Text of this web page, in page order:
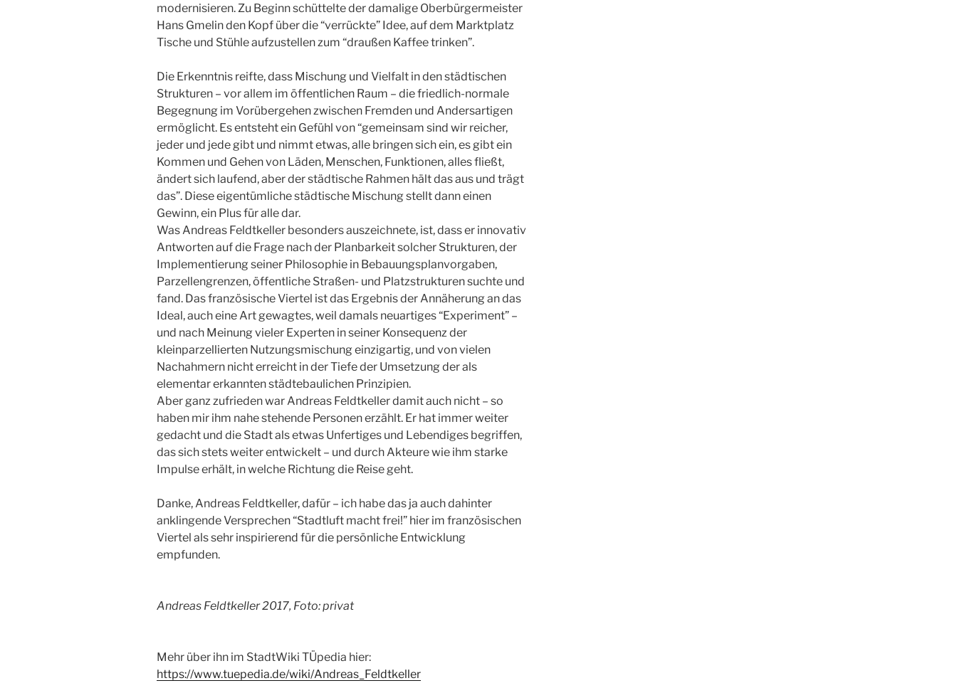
modernisieren. Zu Beginn schüttelte der damalige Oberbürgermeister
Hans Gmelin den Kopf über die “verrückte” Idee, auf dem Marktplatz
Tische und Stühle aufzustellen zum “draußen Kaffee trinken”.
Die Erkenntnis reifte, dass Mischung und Vielfalt in den städtischen
Strukturen – vor allem im öffentlichen Raum – die friedlich-normale
Begegnung im Vorübergehen zwischen Fremden und Andersartigen
ermöglicht. Es entsteht ein Gefühl von “gemeinsam sind wir reicher,
jeder und jede gibt und nimmt etwas, alle bringen sich ein, es gibt ein
Kommen und Gehen von Läden, Menschen, Funktionen, alles fließt,
ändert sich laufend, aber der städtische Rahmen hält das aus und trägt
das”. Diese eigentümliche städtische Mischung stellt dann einen
Gewinn, ein Plus für alle dar.
Was Andreas Feldtkeller besonders auszeichnete, ist, dass er innovativ
Antworten auf die Frage nach der Planbarkeit solcher Strukturen, der
Implementierung seiner Philosophie in Bebauungsplanvorgaben,
Parzellengrenzen, öffentliche Straßen- und Platzstrukturen suchte und
fand. Das französische Viertel ist das Ergebnis der Annäherung an das
Ideal, auch eine Art gewagtes, weil damals neuartiges “Experiment” –
und nach Meinung vieler Experten in seiner Konsequenz der
kleinparzellierten Nutzungsmischung einzigartig, und von vielen
Nachahmern nicht erreicht in der Tiefe der Umsetzung der als
elementar erkannten städtebaulichen Prinzipien.
Aber ganz zufrieden war Andreas Feldtkeller damit auch nicht – so
haben mir ihm nahe stehende Personen erzählt. Er hat immer weiter
gedacht und die Stadt als etwas Unfertiges und Lebendiges begriffen,
das sich stets weiter entwickelt – und durch Akteure wie ihm starke
Impulse erhält, in welche Richtung die Reise geht.
Danke, Andreas Feldtkeller, dafür – ich habe das ja auch dahinter
anklingende Versprechen “Stadtluft macht frei!” hier im französischen
Viertel als sehr inspirierend für die persönliche Entwicklung
empfunden.
Andreas Feldtkeller 2017, Foto: privat
Mehr über ihn im StadtWiki TÜpedia hier:
https://www.tuepedia.de/wiki/Andreas_Feldtkeller